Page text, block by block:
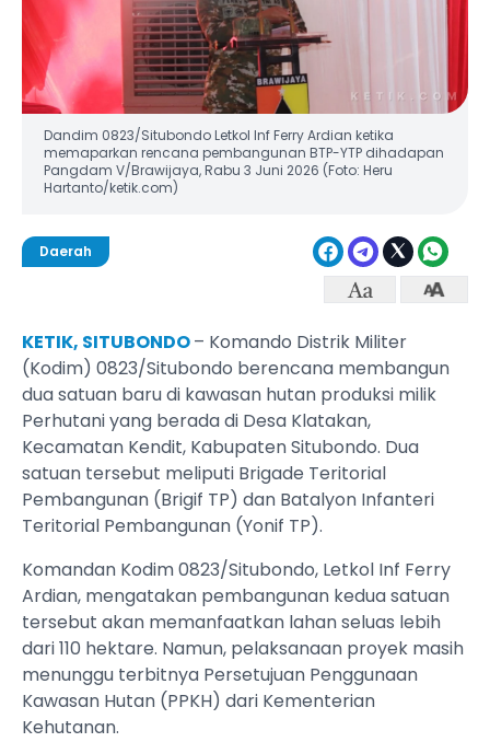
Dandim 0823/Situbondo Letkol Inf Ferry Ardian ketika
memaparkan rencana pembangunan BTP-YTP dihadapan
Pangdam V/Brawijaya, Rabu 3 Juni 2026 (Foto: Heru
Hartanto/ketik.com)
Daerah
KETIK, SITUBONDO– Komando Distrik Militer
(Kodim) 0823/Situbondo berencana membangun
dua satuan baru di kawasan hutan produksi milik
Perhutani yang berada di Desa Klatakan,
Kecamatan Kendit, Kabupaten Situbondo. Dua
satuan tersebut meliputi Brigade Teritorial
Pembangunan (Brigif TP) dan Batalyon Infanteri
Teritorial Pembangunan (Yonif TP).
Komandan Kodim 0823/Situbondo, Letkol Inf Ferry
Ardian, mengatakan pembangunan kedua satuan
tersebut akan memanfaatkan lahan seluas lebih
dari 110 hektare. Namun, pelaksanaan proyek masih
menunggu terbitnya Persetujuan Penggunaan
Kawasan Hutan (PPKH) dari Kementerian
Kehutanan.